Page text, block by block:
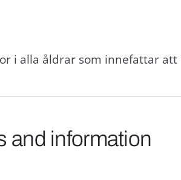
i alla åldrar som innefattar
and information